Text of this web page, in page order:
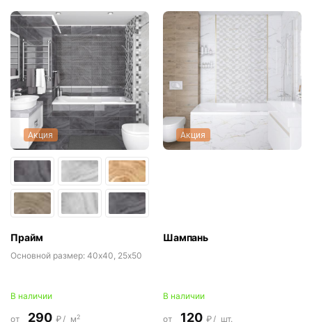
Акция
Прайм
Основной размер: 40x40, 25x50
В наличии
от 290 ₽/ м2
Акция
Шампань
В наличии
от 120 ₽/ шт.